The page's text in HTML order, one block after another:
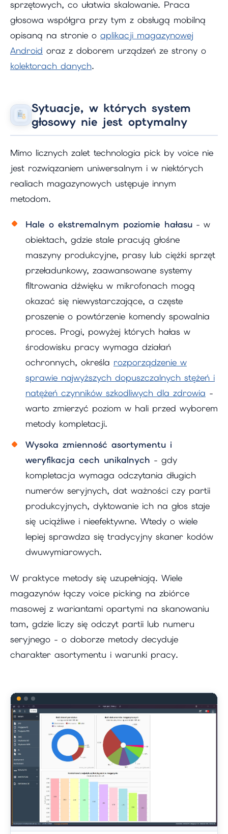
sprzętowych, co ułatwia skalowanie. Praca
głosowa współgra przy tym z obsługą mobilną
opisaną na stronie o aplikacji magazynowej
Android oraz z doborem urządzeń ze strony o
kolektorach danych.
Sytuacje, w których system
głosowy nie jest optymalny
Mimo licznych zalet technologia pick by voice nie
jest rozwiązaniem uniwersalnym i w niektórych
realiach magazynowych ustępuje innym
metodom.
Hale o ekstremalnym poziomie hałasu - w
obiektach, gdzie stale pracują głośne
maszyny produkcyjne, prasy lub ciężki sprzęt
przeładunkowy, zaawansowane systemy
filtrowania dźwięku w mikrofonach mogą
okazać się niewystarczające, a częste
proszenie o powtórzenie komendy spowalnia
proces. Progi, powyżej których hałas w
środowisku pracy wymaga działań
ochronnych, określa rozporządzenie w
sprawie najwyższych dopuszczalnych stężeń i
natężeń czynników szkodliwych dla zdrowia -
warto zmierzyć poziom w hali przed wyborem
metody kompletacji.
Wysoka zmienność asortymentu i
weryfikacja cech unikalnych - gdy
kompletacja wymaga odczytania długich
numerów seryjnych, dat ważności czy partii
produkcyjnych, dyktowanie ich na głos staje
się uciążliwe i nieefektywne. Wtedy o wiele
lepiej sprawdza się tradycyjny skaner kodów
dwuwymiarowych.
W praktyce metody się uzupełniają. Wiele
magazynów łączy voice picking na zbiórce
masowej z wariantami opartymi na skanowaniu
tam, gdzie liczy się odczyt partii lub numeru
seryjnego - o doborze metody decyduje
charakter asortymentu i warunki pracy.